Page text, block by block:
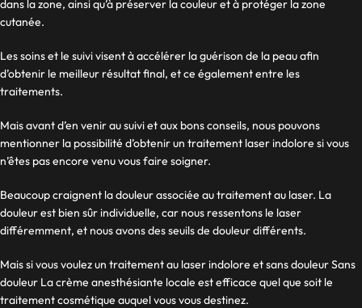
dans la zone, ainsi qu’à préserver la couleur et à protéger la zone
cutanée.
Les soins et le suivi visent à accélérer la guérison de la peau afin
d’obtenir le meilleur résultat final, et ce également entre les
traitements.
Mais avant d’en venir au suivi et aux bons conseils, nous pouvons
mentionner la possibilité d’obtenir un traitement laser indolore si vous
n’êtes pas encore venu vous faire soigner.
Beaucoup craignent la douleur associée au traitement au laser. La
douleur est bien sûr individuelle, car nous ressentons le laser
différemment, et nous avons des seuils de douleur différents.
Mais si vous voulez un traitement au laser indolore etsans douleurSans
douleur La crème anesthésiante locale est efficace quel que soit le
traitement cosmétique auquel vous vous destinez.